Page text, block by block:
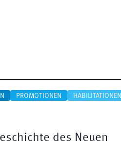
PROMOTIONEN HABILITATIONEN
des Neuen